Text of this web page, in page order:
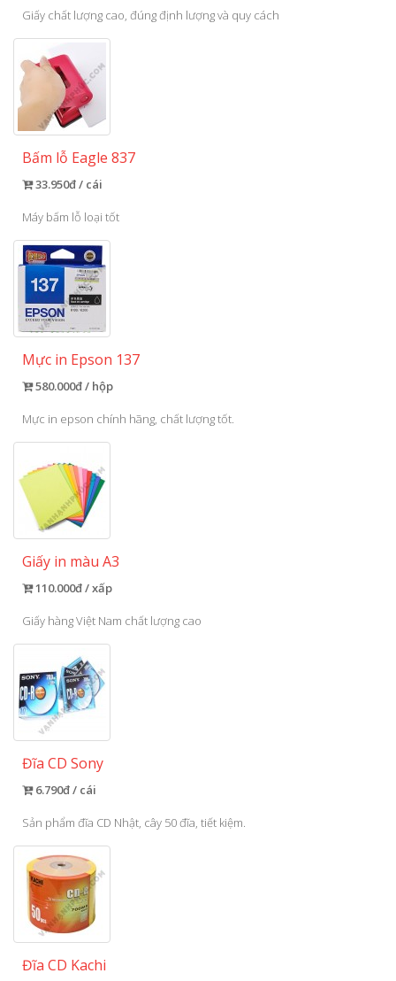
Giấy chất lượng cao, đúng định lượng và quy cách
Bấm lỗ Eagle 837
33.950đ / cái
Máy bấm lỗ loại tốt
Mực in Epson 137
580.000đ / hộp
Mực in epson chính hãng, chất lượng tốt.
Giấy in màu A3
110.000đ / xấp
Giấy hàng Việt Nam chất lượng cao
Đĩa CD Sony
6.790đ / cái
Sản phẩm đĩa CD Nhật, cây 50 đĩa, tiết kiệm.
Đĩa CD Kachi